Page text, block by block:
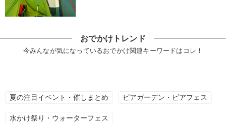
おでかけトレンド
今みんなが気になっているおでかけ関連キーワードはコレ！
夏の注目イベント・催しまとめ ビアガーデン・ビアフェス
水かけ祭り・ウォーターフェス